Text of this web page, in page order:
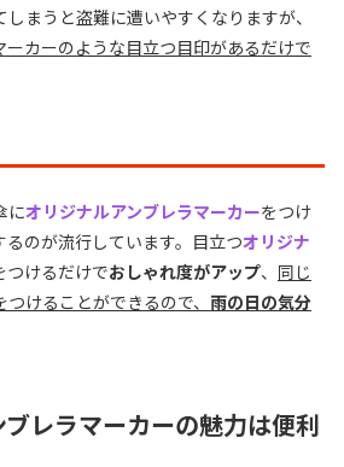
まうと盗難に遭いやすくなりますが、
ーカーのような目立つ目印があるだけで
にオリジナルアンブレラマーカーをつけ
のが流行しています。目立つオリジナ
つけるだけでおしゃれ度がアップ、 同じ
けることができるので、 雨の日の気分
レラマーカーの魅力は便利